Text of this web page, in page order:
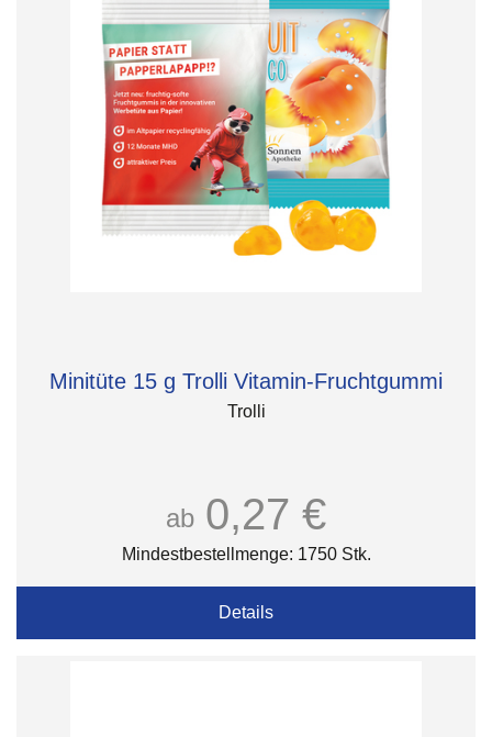
Minitüte 15 g Trolli Vitamin-Fruchtgummi
Trolli
ab 0,27 €
Mindestbestellmenge: 1750 Stk.
Details